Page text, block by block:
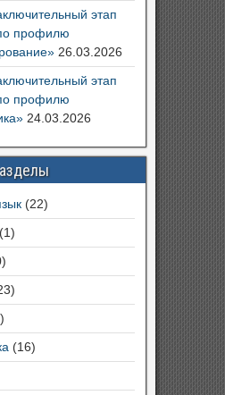
этап
профилю
26.03.2026
этап
профилю
24.03.2026
(22)
(1)
(16)